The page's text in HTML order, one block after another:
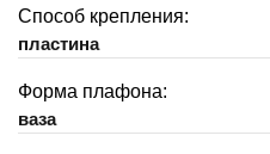
Способ крепления:
пластина
Форма плафона:
ваза